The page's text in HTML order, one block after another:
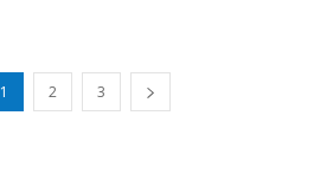
1 2 3